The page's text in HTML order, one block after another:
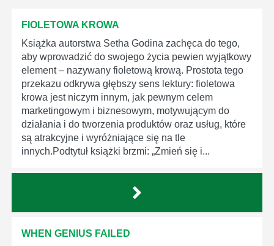
FIOLETOWA KROWA
Książka autorstwa Setha Godina zachęca do tego,
aby wprowadzić do swojego życia pewien wyjątkowy
element – nazywany fioletową krową. Prostota tego
przekazu odkrywa głębszy sens lektury: fioletowa
krowa jest niczym innym, jak pewnym celem
marketingowym i biznesowym, motywującym do
działania i do tworzenia produktów oraz usług, które
są atrakcyjne i wyróżniające się na tle
innych.Podtytuł książki brzmi: „Zmień się i...
WHEN GENIUS FAILED